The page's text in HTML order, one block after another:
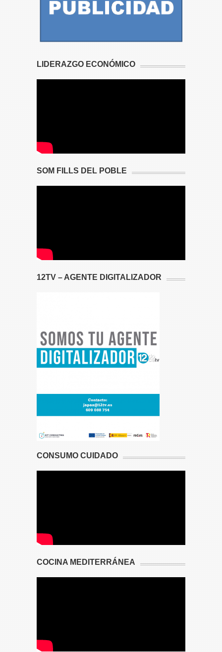
LIDERAZGO ECONÓMICO
SOM FILLS DEL POBLE
12TV – AGENTE DIGITALIZADOR
CONSUMO CUIDADO
COCINA MEDITERRÁNEA